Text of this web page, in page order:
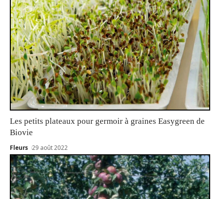
Les petits plateaux pour germoir à graines Easygreen de
Biovie
Fleurs 29 août 2022